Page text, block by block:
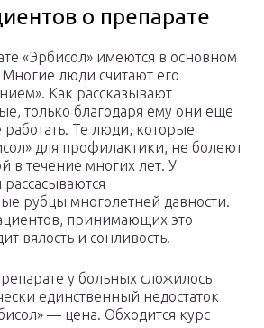
о препарате
«Эрбисол» имеются в основном
люди считают его
Как рассказывают
только благодаря ему они еще
работать. Те люди, которые
для профилактики, не болеют
в течение многих лет. У
рубцы многолетней давности.
принимающих это
вялость и сонливость.
у больных сложилось
единственный недостаток
— цена. Обходится курс